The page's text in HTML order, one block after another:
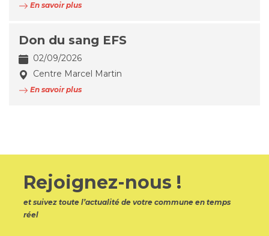
En savoir plus
Don du sang EFS
02/09/2026
Centre Marcel Martin
En savoir plus
Rejoignez-nous !
et suivez toute l’actualité de votre commune en temps
réel